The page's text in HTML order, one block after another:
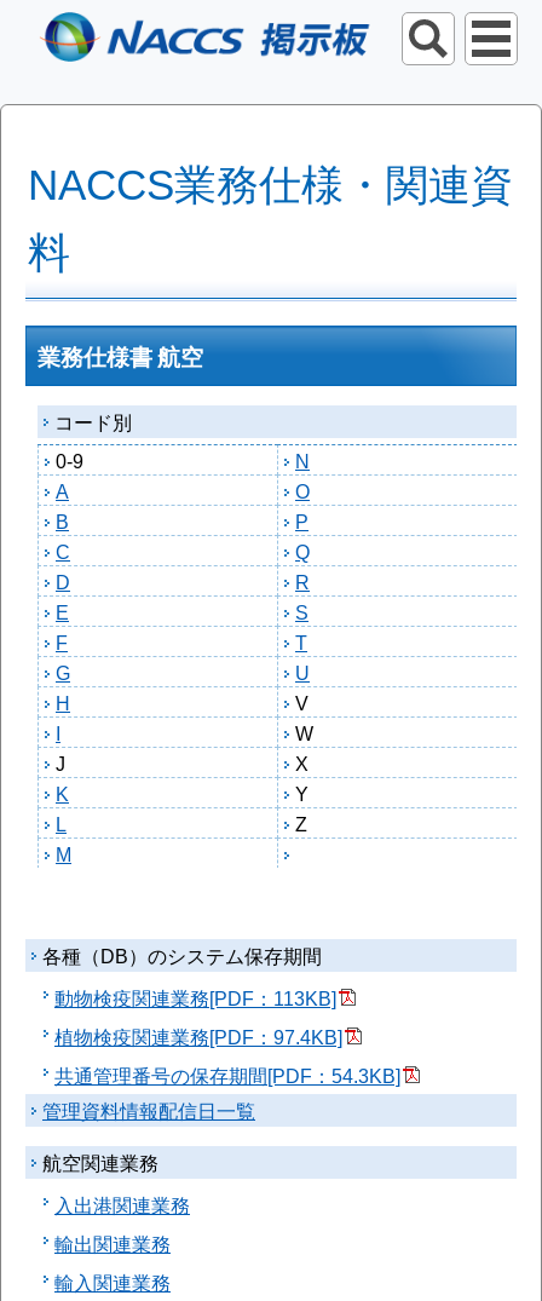
NACCS業務仕様・関連資
料
業務仕様書 航空
コード別
0-9
N
A
O
B
P
C
Q
D
R
E
S
F
T
G
U
H
V
I
W
J
X
K
Y
L
Z
M
各種（DB）のシステム保存期間
動物検疫関連業務[PDF：113KB]
植物検疫関連業務[PDF：97.4KB]
共通管理番号の保存期間[PDF：54.3KB]
管理資料情報配信日一覧
航空関連業務
入出港関連業務
輸出関連業務
輸入関連業務